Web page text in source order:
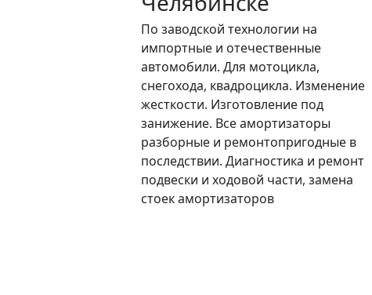
По заводской технологии на
импортные и отечественные
автомобили. Для мотоцикла,
снегохода, квадроцикла. Изменение
жесткости. Изготовление под
занижение. Все амортизаторы
разборные и ремонтопригодные в
последствии. Диагностика и ремонт
подвески и ходовой части, замена
стоек амортизаторов